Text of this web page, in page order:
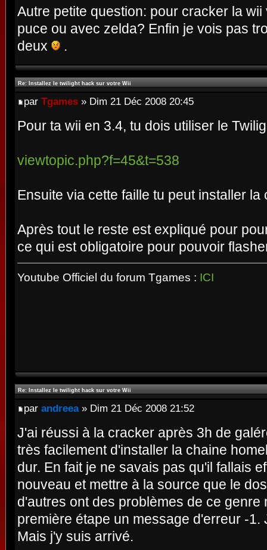
Autre petite question: pour cracker la
puce ou avec zelda? Enfin je vois pas
deux
.
Re: Installez le twilight hack sur votre Wii
par Tgames » Dim 21 Déc 2008 20:45
Pour ta wii en 3.4, tu dois utiliser le
viewtopic.php?f=45&t=538
Ensuite via cette faille tu peut installer la
Après tout le reste est expliqué pour
ce qui est obligatoire pour pouvoir
Youtube Officiel du forum Tgames : ICI
Re: Installez le twilight hack sur votre Wii
par andreea» Dim 21 Déc 2008 21:52
J'ai réussi à la cracker après 3h de
très facilement d'installer la chaine
dur. En fait je ne savais pas qu'il fallais
nouveau et mettre à la source que le
d'autres ont des problèmes de ce genre
première étape un message d'erreur -1.
Mais j'y suis arrivé.